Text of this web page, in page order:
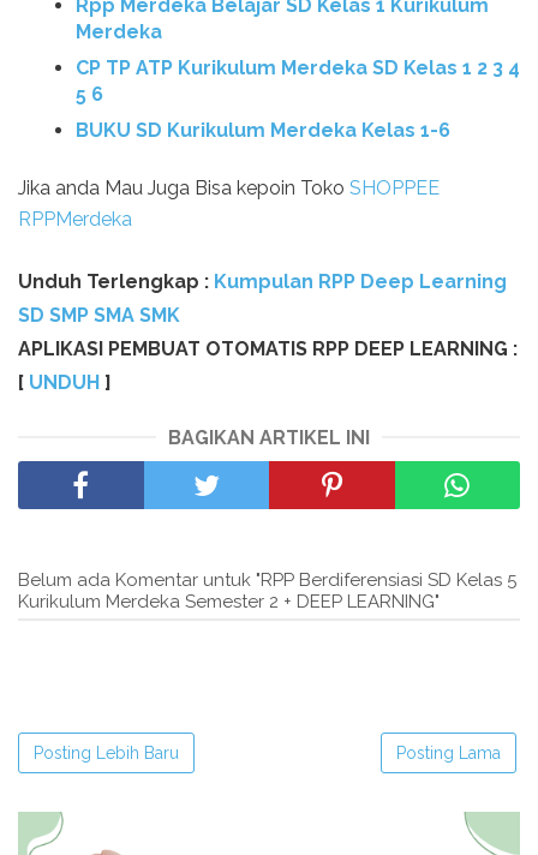
Rpp Merdeka Belajar SD Kelas 1 Kurikulum
Merdeka
CP TP ATP Kurikulum Merdeka SD Kelas 1 2 3 4
5 6
BUKU SD Kurikulum Merdeka Kelas 1-6
Jika anda Mau Juga Bisa kepoin Toko SHOPPEE
RPPMerdeka
Unduh Terlengkap : Kumpulan RPP Deep Learning
SD SMP SMA SMK
APLIKASI PEMBUAT OTOMATIS RPP DEEP LEARNING :
[ UNDUH ]
BAGIKAN ARTIKEL INI
Belum ada Komentar untuk "RPP Berdiferensiasi SD Kelas 5
Kurikulum Merdeka Semester 2 + DEEP LEARNING"
Posting Lebih Baru Posting Lama